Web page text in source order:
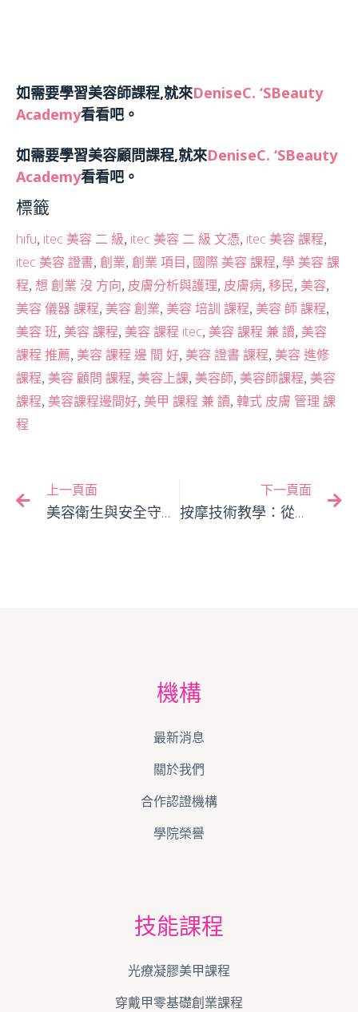
如需要學習美容師課程,就來DeniseC. ‘SBeauty
Academy看看吧。
如需要學習美容顧問課程,就來DeniseC. ‘SBeauty
Academy看看吧。
標籤
hifu, itec 美容 二 級, itec 美容 二 級 文憑, itec 美容 課程,
itec 美容 證書, 創業, 創業 項目, 國際 美容 課程, 學 美容 課
程, 想 創業 沒 方向, 皮膚分析與護理, 皮膚病, 移民, 美容,
美容 儀器 課程, 美容 創業, 美容 培訓 課程, 美容 師 課程,
美容 班, 美容 課程, 美容 課程 itec, 美容 課程 兼 讀, 美容
課程 推薦, 美容 課程 邊 間 好, 美容 證書 課程, 美容 進修
課程, 美容 顧問 課程, 美容上課, 美容師, 美容師課程, 美容
課程, 美容課程邊間好, 美甲 課程 兼 讀, 韓式 皮膚 管理 課
程
上一頁面
美容衛生與安全守則：專業美容師不可忽視的基本功
下一頁面
按摩技術教學：從面部到肩頸，美容師的黃金手技指南
機構
最新消息
關於我們
合作認證機構
學院榮譽
技能課程
光療凝膠美甲課程
穿戴甲零基礎創業課程